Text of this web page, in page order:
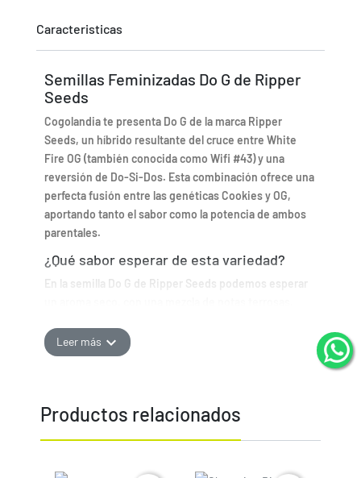
Caracteristicas
Semillas Feminizadas Do G de Ripper
Seeds
Cogolandia te presenta Do G de la marca Ripper
Seeds, un híbrido resultante del cruce entre White
Fire OG (también conocida como Wifi #43) y una
reversión de Do-Si-Dos. Esta combinación ofrece una
perfecta fusión entre las genéticas Cookies y OG,
aportando tanto el sabor como la potencia de ambos
parentales.
¿Qué sabor esperar de esta variedad?
En la semilla Do G de Ripper Seeds podemos esperar
¿Cómo cultivar esta semilla de cannabis?
Cogolandia te recomienda tener en cuenta que la
Leer más expand_more
Productos relacionados